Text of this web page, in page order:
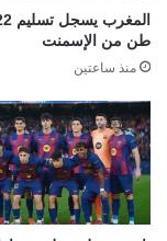
طن من الإسمنت
منذ ساعتين